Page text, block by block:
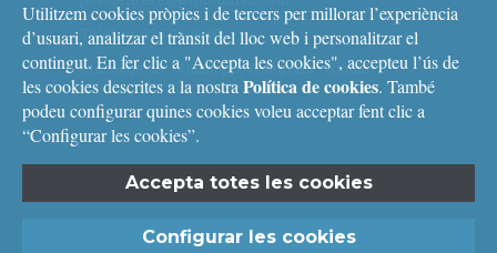
Telèfon: 626 26 19 93
Missatgeria: Whatsapp, Telegram i Signal
Avís legaliPolítica de cookies
Utilitzem cookies pròpies i de tercers per millorar l’experiència
d’usuari, analitzar el trànsit del lloc web i personalitzar el
contingut. En fer clic a "Accepta les cookies", accepteu l’ús de
les cookies descrites a la nostra Política de cookies. També
podeu configurar quines cookies voleu acceptar fent clic a
“Configurar les cookies”.
Accepta totes les cookies
Configurar les cookies